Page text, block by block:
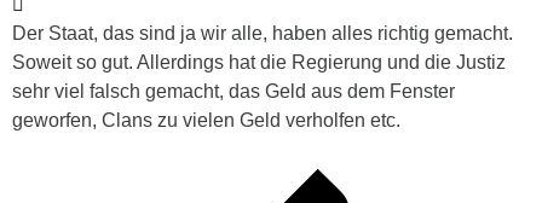
Der Staat, das sind ja wir alle, haben alles richtig gemacht.
Soweit so gut. Allerdings hat die Regierung und die Justiz
sehr viel falsch gemacht, das Geld aus dem Fenster
geworfen, Clans zu vielen Geld verholfen etc.